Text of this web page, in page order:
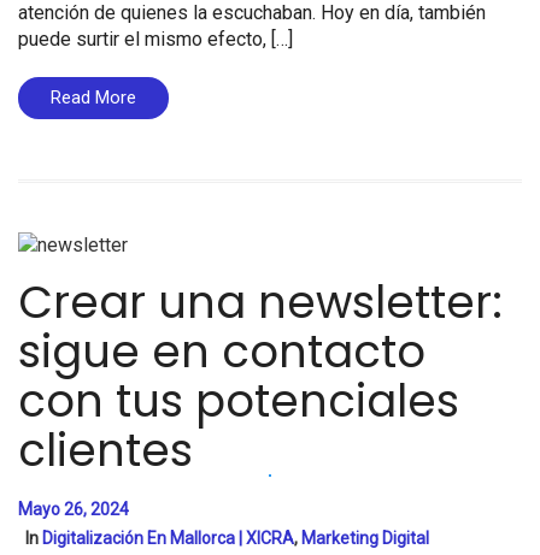
atención de quienes la escuchaban. Hoy en día, también
puede surtir el mismo efecto, […]
Read More
Crear una newsletter:
sigue en contacto
con tus potenciales
clientes
Mayo 26, 2024
In Digitalización En Mallorca | XICRA, Marketing Digital